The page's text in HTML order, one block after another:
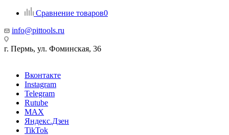
Сравнение товаров0
info@pittools.ru
г. Пермь, ул. Фоминская, 36
Вконтакте
Instagram
Telegram
Rutube
MAX
Яндекс.Дзен
TikTok